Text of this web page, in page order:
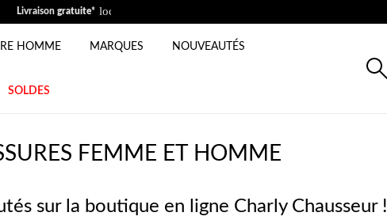
Livraison gratuite local_shipping
HOMME MARQUES NOUVEAUTÉS
SOLDES
FEMME ET HOMME
sur la boutique en ligne Charly Chausseur !